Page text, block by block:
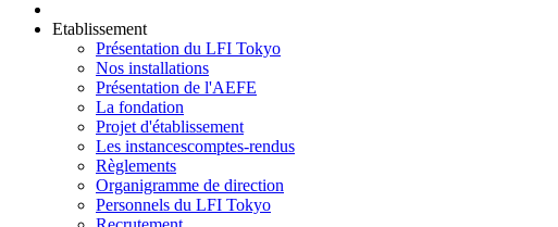
Etablissement
Présentation du LFI Tokyo
Nos installations
Présentation de l'AEFE
La fondation
Projet d'établissement
Les instancescomptes-rendus
Règlements
Organigramme de direction
Personnels du LFI Tokyo